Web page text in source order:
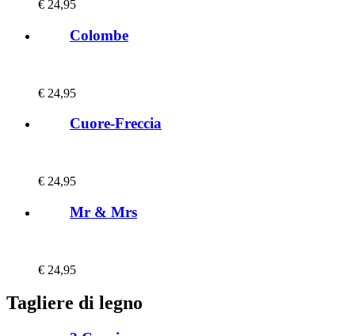
€ 24,95
Colombe
€ 24,95
Cuore-Freccia
€ 24,95
Mr & Mrs
€ 24,95
Tagliere di legno